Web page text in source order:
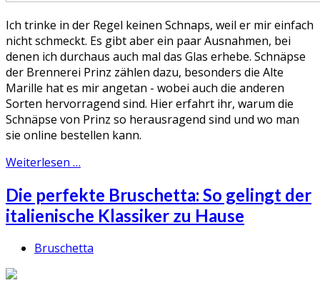
Ich trinke in der Regel keinen Schnaps, weil er mir einfach
nicht schmeckt. Es gibt aber ein paar Ausnahmen, bei
denen ich durchaus auch mal das Glas erhebe. Schnäpse
der Brennerei Prinz zählen dazu, besonders die Alte
Marille hat es mir angetan - wobei auch die anderen
Sorten hervorragend sind. Hier erfahrt ihr, warum die
Schnäpse von Prinz so herausragend sind und wo man
sie online bestellen kann.
Weiterlesen …
Die perfekte Bruschetta: So gelingt der
italienische Klassiker zu Hause
Bruschetta